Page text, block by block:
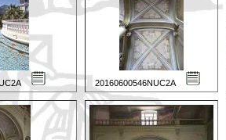
20160600546NUC2A